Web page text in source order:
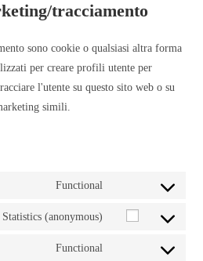
tracciamento
sono cookie o qualsiasi altra forma
per creare profili utente per
l'utente su questo sito web o su
simili.
Functional
Statistics (anonymous)
Functional